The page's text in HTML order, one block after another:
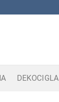
DEKOCIGLA